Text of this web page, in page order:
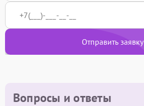
Отправить заявку
Вопросы и ответы